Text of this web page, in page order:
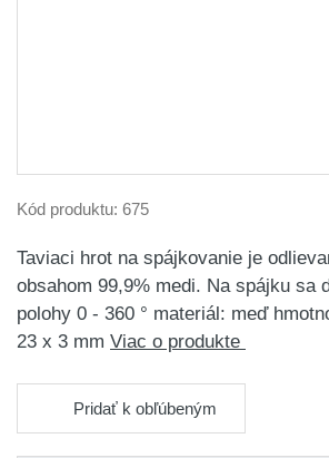
Kód produktu: 675
Taviaci hrot na spájkovanie je
obsahom 99,9% medi. Na spájku sa
polohy 0 - 360 ° materiál: meď
23 x 3 mm Viac o produkte
Pridať k obľúbeným